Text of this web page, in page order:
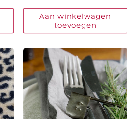
Aan winkelwagen
toevoegen